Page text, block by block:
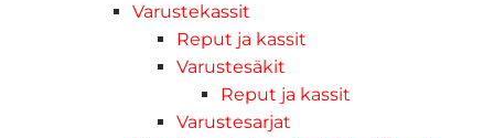
Varustekassit
Reput ja kassit
Varustesäkit
Reput ja kassit
Varustesarjat